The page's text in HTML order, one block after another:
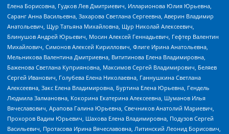
Елена Борисовна, Гудков Лев Дмитриевич, Илларионова Юлия Юрьевна,
Саранг Анна Васильевна, Захарова Светлана Сергеевна, Аверин Владимир
Анатольевич, Щур Татьяна Михайловна, Щур Николай Алексеевич,
Блинушов Андрей Юрьевич, Мосин Алексей Геннадьевич, Гефтер Валентин
Михайлович, Симонов Алексей Кириллович, Флиге Ирина Анатольевна,
Мельникова Валентина Дмитриевна, Вититинова Елена Владимировна,
Баженова Светлана Куприяновна, Максимов Сергей Владимирович, Беляев
Сергей Иванович, Голубева Елена Николаевна, Ганнушкина Светлана
Алексеевна, Закс Елена Владимировна, Буртина Елена Юрьевна, Гендель
Людмила Залмановна, Кокорина Екатерина Алексеевна, Шуманов Илья
Вячеславович, Арапова Галина Юрьевна, Свечников Анатолий Мариевич,
Прохоров Вадим Юрьевич, Шахова Елена Владимировна, Подузов Сергей
Васильевич, Протасова Ирина Вячеславовна, Литинский Леонид Борисович,